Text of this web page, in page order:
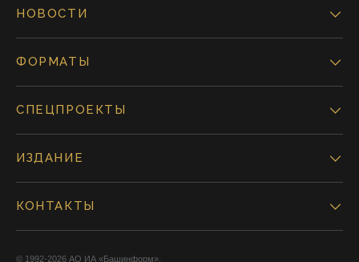
НОВОСТИ
ФОРМАТЫ
СПЕЦПРОЕКТЫ
ИЗДАНИЕ
КОНТАКТЫ
© 1992-2026 АО ИА «Башинформ».